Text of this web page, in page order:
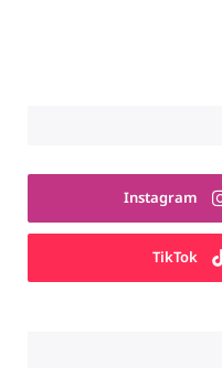
Instagram
TikTok